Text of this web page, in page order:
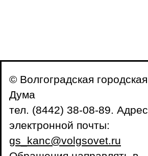
© Волгоградская городская
Дума
тел. (8442) 38-08-89. Адрес
электронной почты:
gs_kanc@volgsovet.ru